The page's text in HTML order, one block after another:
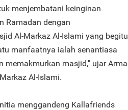
menjembatani keinginan
Ramadan dengan
Al-Markaz Al-Islami yang begitu
manfaatnya ialah senantiasa
masjid," ujar
Al-Islami.
menggandeng Kallafriends